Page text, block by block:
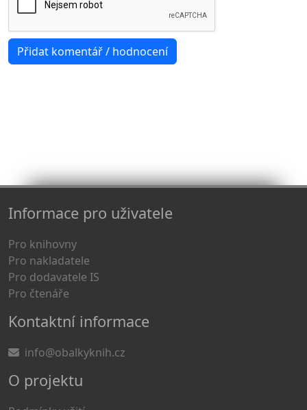
Informace pro uživatele
Pro knihovny
Pro nakladatele
Pro dodavatele IS
Pro čtenáře
Kontaktní informace
info@obalkyknih.cz
O projektu